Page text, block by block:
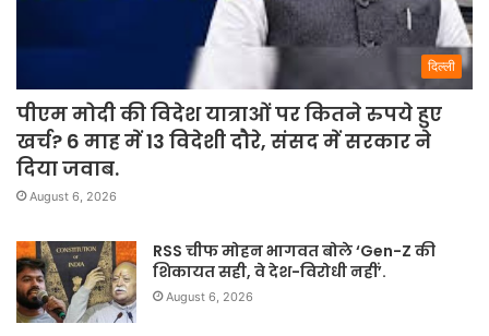
दिल्ली
पीएम मोदी की विदेश यात्राओं पर कितने रुपये हुए
खर्च? 6 माह में 13 विदेशी दौरे, संसद में सरकार ने
दिया जवाब.
August 6, 2026
RSS चीफ मोहन भागवत बोले ‘Gen-Z की
शिकायत सही, वे देश-विरोधी नहीं’.
August 6, 2026